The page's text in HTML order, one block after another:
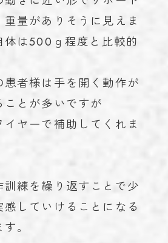
重量がありそうに見えま
体は500ｇ程度と比較的
者様は手を開く動作が
とが多いですが
ヤーで補助してくれま
訓練を繰り返すことで少
感していけることになる
。